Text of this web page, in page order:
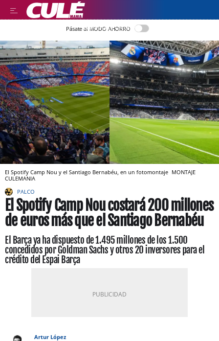
LLEGIR EN CATALÀ
Pásate al MODO AHORRO
El Spotify Camp Nou y el Santiago Bernabéu, en un fotomontaje MONTAJE
CULEMANIA
PALCO
El Spotify Camp Nou costará 200 millones
de euros más que el Santiago Bernabéu
El Barça ya ha dispuesto de 1.495 millones de los 1.500
concedidos por Goldman Sachs y otros 20 inversores para el
crédito del Espai Barça
Artur López